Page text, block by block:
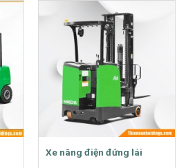
Xe nâng điện đứng lái